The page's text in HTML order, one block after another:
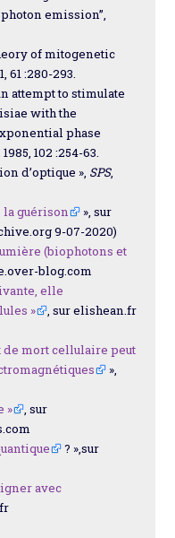
emission”,
of mitogenetic
61 :280-293.
attempt to stimulate
with the
phase
1985, 102 :254-63.
d’optique », SPS,
la guérison
», sur
9-07-2020)
(biophotons et
blog.com
elle
»
, sur elishean.fr
de mort cellulaire peut
»,
»
, sur
? »,sur
avec